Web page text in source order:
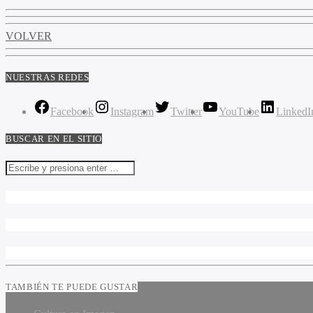
VOLVER
NUESTRAS REDES
Facebook Instagram Twitter YouTube
BUSCAR EN EL SITIO
TAMBIÉN TE PUEDE GUSTAR